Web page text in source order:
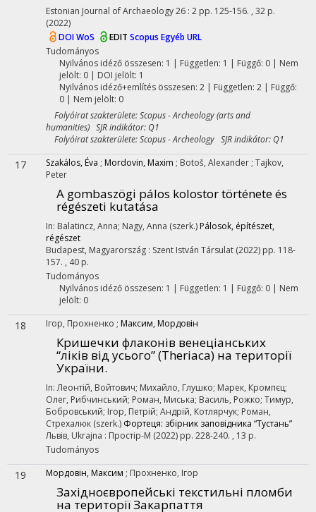
Estonian Journal of Archaeology26 : 2 pp. 125-156. , 32 p.
(2022)
DOIWoS EDIT Scopus Egyéb URL
Tudományos
Nyilvános idéző összesen: 1 | Független: 1 | Függő: 0 | Nem
jelölt: 0 | DOI jelölt: 1
Nyilvános idéző+említés összesen: 2| Független: 2 | Függő:
0 | Nem jelölt: 0
Folyóirat szakterülete: Scopus - Archeology (arts and
humanities) SJR indikátor: Q1
Folyóirat szakterülete: Scopus - Archeology SJR indikátor: Q1
17 Szakálos, Éva ; Mordovin, Maxim ; Botoš, Alexander ; Tajkov,
Peter
A gombaszögi pálos kolostor története és
régészeti kutatása
In: Balatincz, Anna; Nagy, Anna (szerk.) Pálosok, építészet,
régészet
Budapest, Magyarország : Szent István Társulat (2022) pp. 118-
157. , 40 p.
Tudományos
Nyilvános idéző összesen: 1 | Független: 1 | Függő: 0 | Nem
jelölt: 0
18 Ігор, Прохненко ; Максим, Мордовін
Кришечки флаконів венеціанських
“ліків від усього” (Theriaca) на території
України.
In: Леонтій, Войтович; Михайло, Глушко; Марек, Кромпєц;
Олег, Рибчинський; Роман, Миська; Василь, Рожко; Тимур,
Бобровський; Ігор, Петрій; Андрій, Котлярчук; Роман,
Стрехалюк (szerk.) Фортеця: збірник заповідника “Тустань”
Львів, Ukrajna : Простір-М (2022) pp. 228-240. , 13 p.
Tudományos
19 Мордовін, Максим ; Прохненко, Ігор
Західноєвропейські текстильні пломби
на території Закарпаття